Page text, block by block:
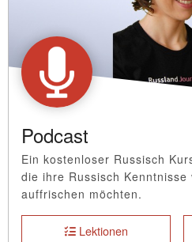
Podcast
Ein kostenloser Russisch
die ihre Russisch
auffrischen möchten.
Lektionen